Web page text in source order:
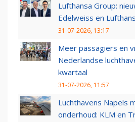
Lufthansa Group:
Edelweiss en
31-07-2026, 13:17
Meer passagiers en
Nederlandse
kwartaal
31-07-2026, 11:57
Luchthavens Napels
onderhoud: KLM en